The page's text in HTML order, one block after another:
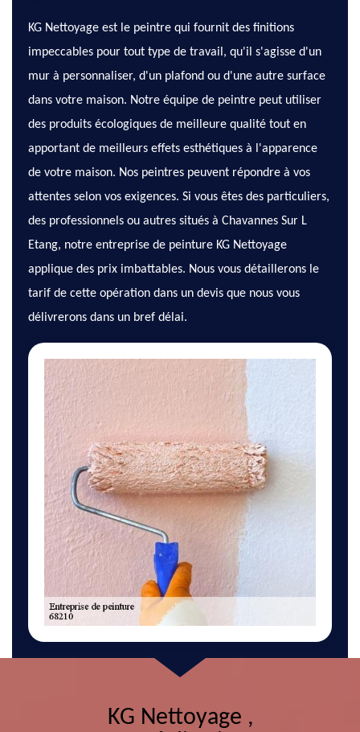
KG Nettoyage est le peintre qui fournit des finitions
impeccables pour tout type de travail, qu'il s'agisse d'un
mur à personnaliser, d'un plafond ou d'une autre surface
dans votre maison. Notre équipe de peintre peut utiliser
des produits écologiques de meilleure qualité tout en
apportant de meilleurs effets esthétiques à l'apparence
de votre maison. Nos peintres peuvent répondre à vos
attentes selon vos exigences. Si vous êtes des particuliers,
des professionnels ou autres situés à Chavannes Sur L
Etang, notre entreprise de peinture KG Nettoyage
applique des prix imbattables. Nous vous détaillerons le
tarif de cette opération dans un devis que nous vous
délivrerons dans un bref délai.
KG Nettoyage ,